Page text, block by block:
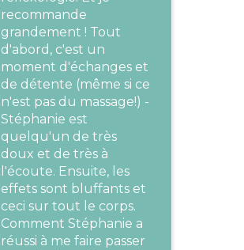
recommande
grandement ! Tout
d'abord, c'est un
moment d'échanges et
de détente (même si ce
n'est pas du massage!) -
Stéphanie est
quelqu'un de très
doux et de très à
l'écoute. Ensuite, les
effets sont bluffants et
ceci sur tout le corps.
Comment Stéphanie a
réussi à me faire passer